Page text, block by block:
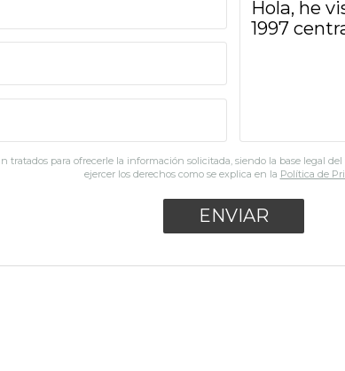
tratados para ofrecerle la información solicitada, siendo la base legal
ejercer los derechos como se explica en la Política de